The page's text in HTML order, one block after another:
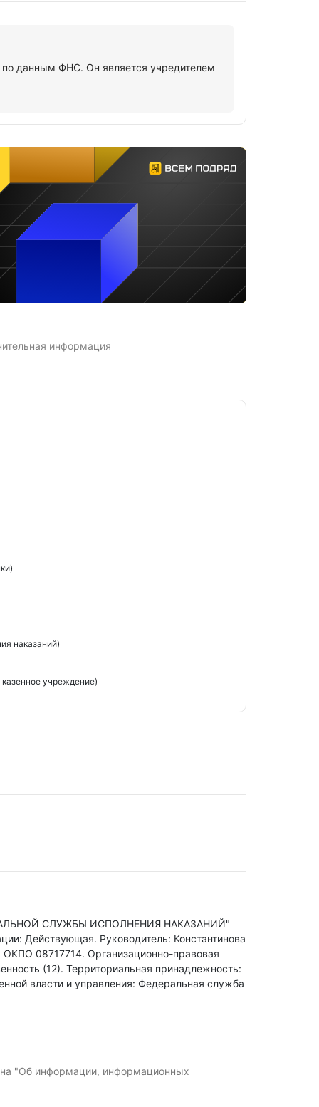
данным ФНС. Он является учредителем
информация
наказаний)
учреждение)
СЛУЖБЫ ИСПОЛНЕНИЯ НАКАЗАНИЙ"
Действующая. Руководитель: Константинова
ОКПО 08717714. Организационно-правовая
(12). Территориальная принадлежность:
власти и управления: Федеральная служба
"Об информации, информационных